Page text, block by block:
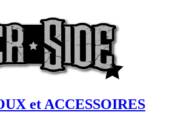
et ACCESSOIRES